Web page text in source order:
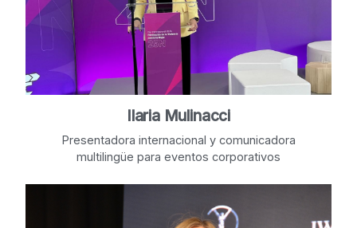
Ilaria Mulinacci
Presentadora internacional y comunicadora
multilingüe para eventos corporativos